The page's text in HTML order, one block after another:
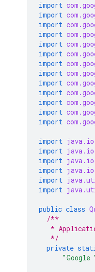
import
import
import
import
import
import
import
import
import
import
import
import
import
import
import
import
import
import
import
public class
/**
*
   */
private